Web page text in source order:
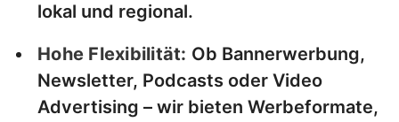
lokal und regional.
Hohe Flexibilität: Ob Bannerwerbung,
Newsletter, Podcasts oder Video
Advertising – wir bieten Werbeformate,